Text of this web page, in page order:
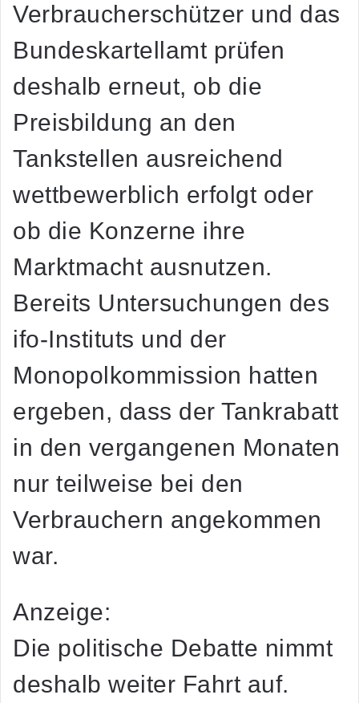
Verbraucherschützer und das
Bundeskartellamt prüfen
deshalb erneut, ob die
Preisbildung an den
Tankstellen ausreichend
wettbewerblich erfolgt oder
ob die Konzerne ihre
Marktmacht ausnutzen.
Bereits Untersuchungen des
ifo-Instituts und der
Monopolkommission hatten
ergeben, dass der Tankrabatt
in den vergangenen Monaten
nur teilweise bei den
Verbrauchern angekommen
war.
Anzeige:
Die politische Debatte nimmt
deshalb weiter Fahrt auf.